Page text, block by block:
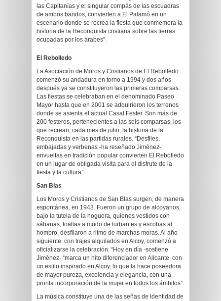
las Capitanías y el singular compás de las escuadras
de ambos bandos, convierten a El Palamó en un
escenario donde se recrea la fiesta que conmemora la
historia de la Reconquista cristiana sobre las tierras
ocupadas por los árabes”.
El Rebolledo
La Asociación de Moros y Cristianos de El Rebolledo
comenzó su andadura en torno a 1994 y dos años
después ya se constituyeron las primeras comparsas.
Las fiestas se celebraban en el denominado Paseo
Mayor hasta que en 2001 se adquirieron los terrenos
donde se asienta el actual Casal Fester. Son más de
200 festeros, pertenecientes a las seis comparsas, los
que recrean, cada mes de julio, la historia de la
Reconquista en las partidas rurales. “Desfiles,
embajadas y verbenas -ha reseñado Jiménez-
envueltas en tradición popular convierten El Rebolledo
en un lugar de obligada visita para el disfrute de la
fiesta y la cultura”.
San Blas
Los Moros y Cristianos de San Blas surgen, de manera
espontánea, en 1943. Fueron un grupo de alcoyanos,
bajo la tutela de la hoguera, quienes vestidos con
sábanas, toallas a modo de turbantes y escobas al
hombro, desfilaron a ritmo de marchas moras. Al año
siguiente, con trajes alquilados en Alcoy, comenzó a
oficializarse la celebración. “Hoy en día -sostiene
Jiménez- “marca un hito diferenciador en Alicante, con
un estilo inspirado en Alcoy, lo que la hace poseedora
de mayor pureza, excelencia y elegancia, con una
pronta incorporación de la mujer en todos los ámbitos”.
La música constituye una de las señas de identidad de